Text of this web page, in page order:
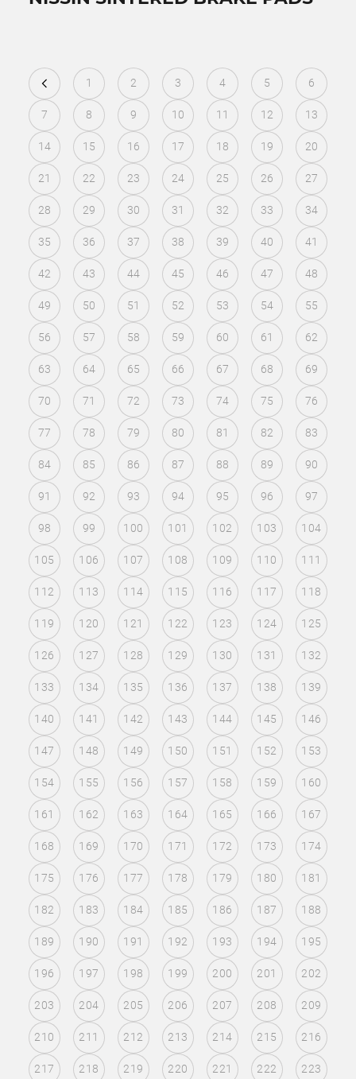
1 2 3 4 5 6
7 8 9 10 11 12 13
14 15 16 17 18 19 20
21 22 23 24 25 26 27
28 29 30 31 32 33 34
35 36 37 38 39 40 41
42 43 44 45 46 47 48
49 50 51 52 53 54 55
56 57 58 59 60 61 62
63 64 65 66 67 68 69
70 71 72 73 74 75 76
77 78 79 80 81 82 83
84 85 86 87 88 89 90
91 92 93 94 95 96 97
98 99 100 101 102 103 104
105 106 107 108 109 110 111
112 113 114 115 116 117 118
119 120 121 122 123 124 125
126 127 128 129 130 131 132
133 134 135 136 137 138 139
140 141 142 143 144 145 146
147 148 149 150 151 152 153
154 155 156 157 158 159 160
161 162 163 164 165 166 167
168 169 170 171 172 173 174
175 176 177 178 179 180 181
182 183 184 185 186 187 188
189 190 191 192 193 194 195
196 197 198 199 200 201 202
203 204 205 206 207 208 209
210 211 212 213 214 215 216
217 218 219 220 221 222 223